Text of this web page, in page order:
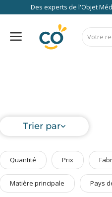
Des experts de l'Objet
Bagageries & Sacs
Etui
Vêtements de Travail
Parapluies & Parasols
Trier par
Quantité Prix
Matière principale Pays